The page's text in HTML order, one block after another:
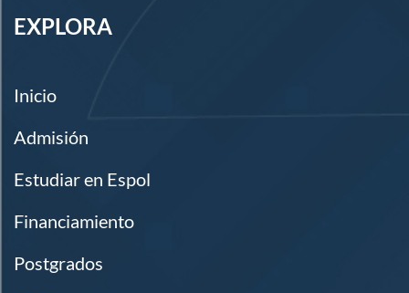
EXPLORA
Inicio
Admisión
Estudiar en Espol
Financiamiento
Postgrados